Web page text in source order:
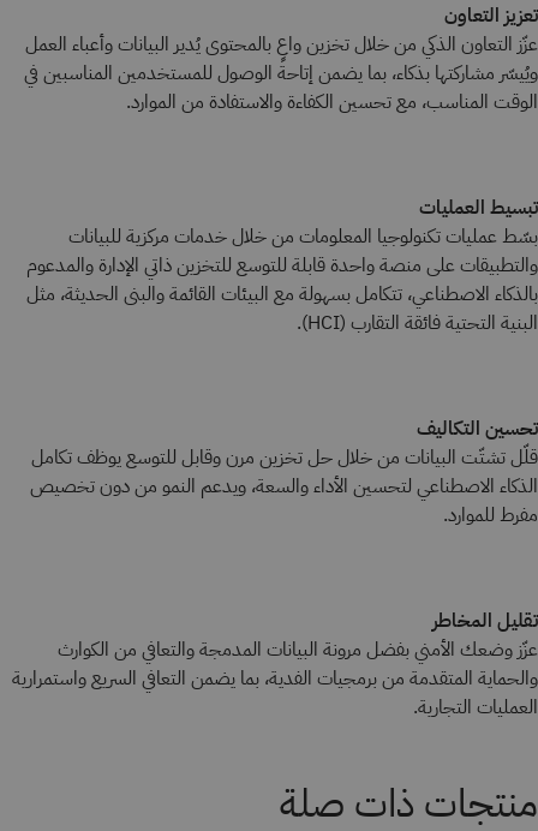
تعزيز التعاون
عزّز التعاون الذكي من خلال تخزين واعٍ بالمحتوى يُدير البيانات وأعباء العمل
ويُيسّر مشاركتها بذكاء، بما يضمن إتاحة الوصول للمستخدمين المناسبين في
الوقت المناسب، مع تحسين الكفاءة والاستفادة من الموارد.
تبسيط العمليات
بسّط عمليات تكنولوجيا المعلومات من خلال خدمات مركزية للبيانات
والتطبيقات على منصة واحدة قابلة للتوسع للتخزين ذاتي الإدارة والمدعوم
بالذكاء الاصطناعي، تتكامل بسهولة مع البيئات القائمة والبنى الحديثة، مثل
البنية التحتية فائقة التقارب (HCI).
تحسين التكاليف
قلّل تشتّت البيانات من خلال حل تخزين مرن وقابل للتوسع يوظف تكامل
الذكاء الاصطناعي لتحسين الأداء والسعة، ويدعم النمو من دون تخصيص
مفرط للموارد.
تقليل المخاطر
عزّز وضعك الأمني بفضل مرونة البيانات المدمجة والتعافي من الكوارث
والحماية المتقدمة من برمجيات الفدية، بما يضمن التعافي السريع واستمرارية
العمليات التجارية.
منتجات ذات صلة